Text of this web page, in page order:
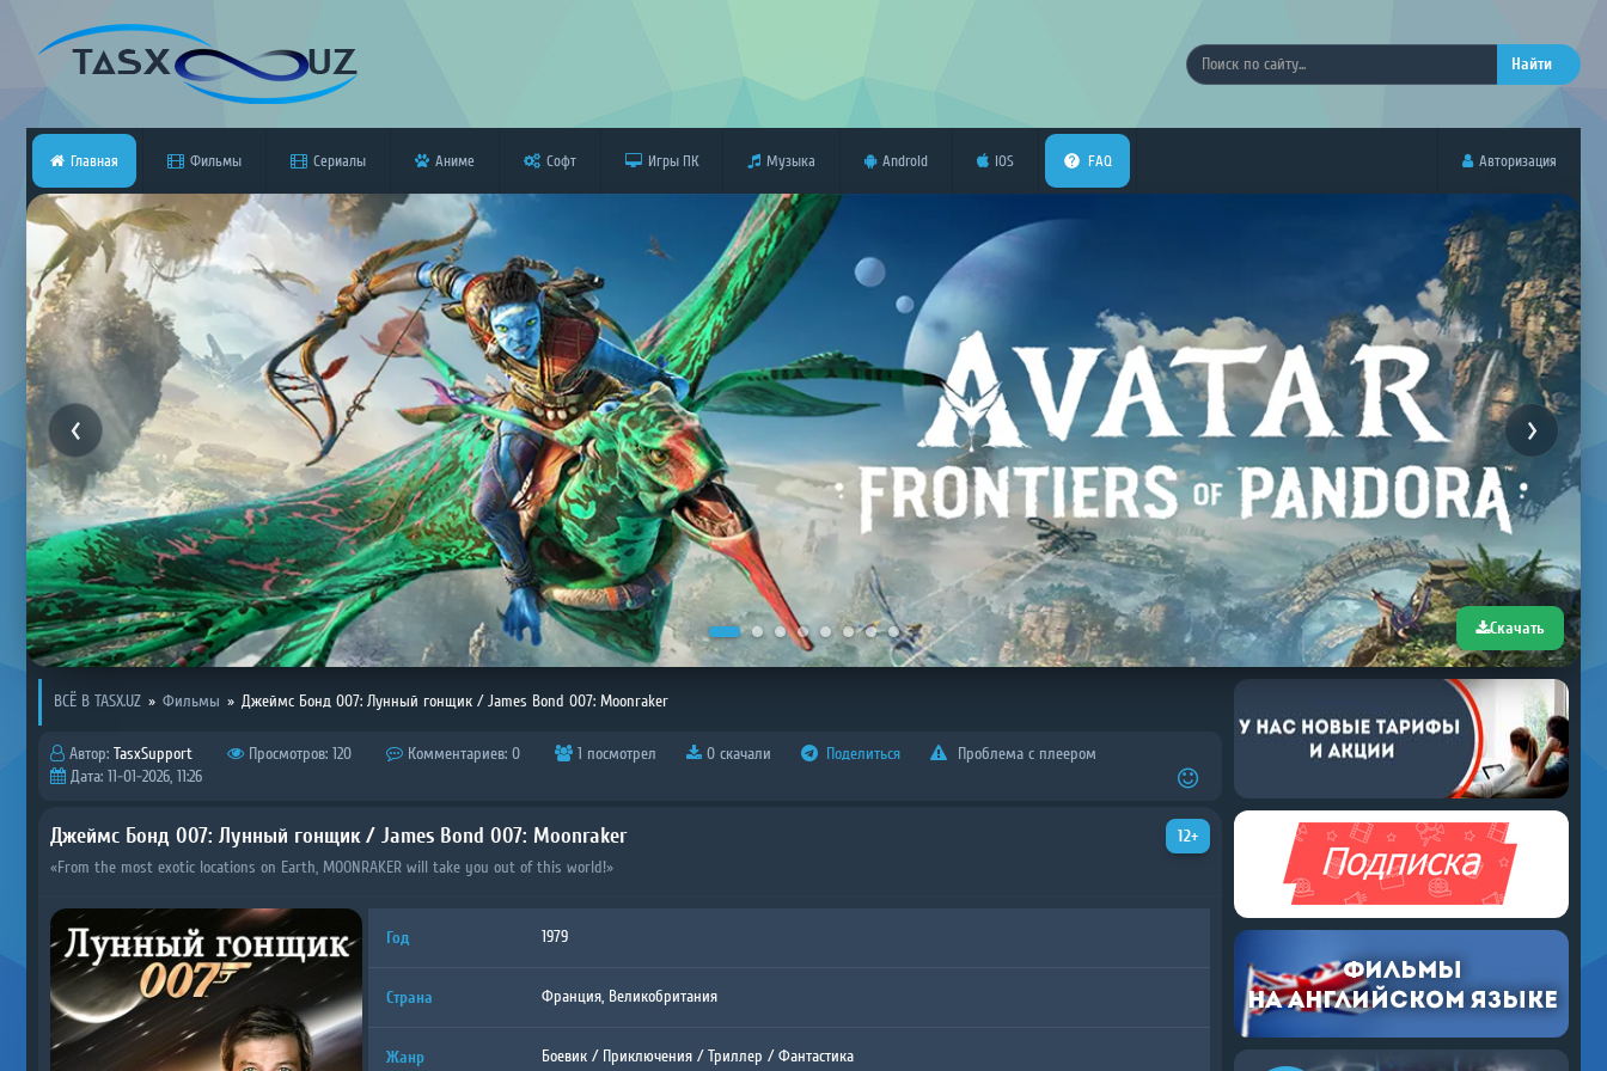
Найти
Главная Фильмы Сериалы Аниме Софт Игры ПК Музыка Android iOS FAQ Авторизация
Скачать
ВСЁ В TASX.UZ » Фильмы » Джеймс Бонд 007: Лунный гонщик / James Bond 007: Moonraker
Автор: TasxSupport Просмотров: 120 Комментариев: 0 1 посмотрел 0 скачали Поделиться
Проблема с плеером
Дата: 11-01-2026, 11:26
Джеймс Бонд 007: Лунный гонщик / James Bond 007: Moonraker 12+
«From the most exotic locations on Earth, MOONRAKER will take you out of this world!»
Год 1979
Страна Франция, Великобритания
Жанр Боевик / Приключения /Триллер /Фантастика